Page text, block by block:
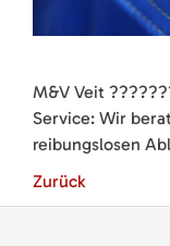
M&V Veit
Service: Wir
reibungslosen
Zurück